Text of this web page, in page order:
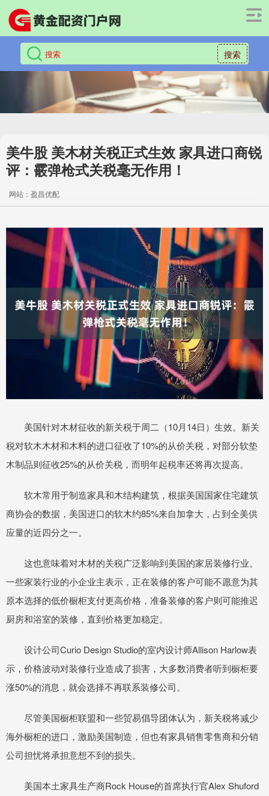
搜索
美牛股 美木材关税正式生效 家具进口商锐
评：霰弹枪式关税毫无作用！
网站：盈昌优配
美国针对木材征收的新关税于周二（10月14日）生效。新关
税对软木木材和木料的进口征收了10%的从价关税，对部分软垫
木制品则征收25%的从价关税，而明年起税率还将再次提高。
软木常用于制造家具和木结构建筑，根据美国国家住宅建筑
商协会的数据，美国进口的软木约85%来自加拿大，占到全美供
应量的近四分之一。
这也意味着对木材的关税广泛影响到美国的家居装修行业。
一些家装行业的小企业主表示，正在装修的客户可能不愿意为其
原本选择的低价橱柜支付更高价格，准备装修的客户则可能推迟
厨房和浴室的装修，直到价格更加稳定。
设计公司Curio Design Studio的室内设计师Allison Harlow表
示，价格波动对装修行业造成了损害，大多数消费者听到橱柜要
涨50%的消息，就会选择不再联系装修公司。
尽管美国橱柜联盟和一些贸易倡导团体认为，新关税将减少
海外橱柜的进口，激励美国制造，但也有家具销售零售商和分销
公司担忧将承担意想不到的损失。
美国本土家具生产商Rock House的首席执行官Alex Shuford